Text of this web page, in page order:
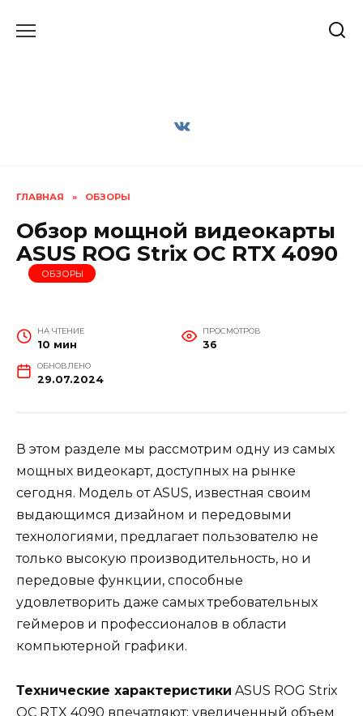
ГЛАВНАЯ » ОБЗОРЫ
Обзор мощной видеокарты
ASUS ROG Strix OC RTX 4090
ОБЗОРЫ
НА ЧТЕНИЕ
10 мин
ПРОСМОТРОВ
36
ОБНОВЛЕНО
29.07.2024
В этом разделе мы рассмотрим одну из самых
мощных видеокарт, доступных на рынке
сегодня. Модель от ASUS, известная своим
выдающимся дизайном и передовыми
технологиями, предлагает пользователю не
только высокую производительность, но и
передовые функции, способные
удовлетворить даже самых требовательных
геймеров и профессионалов в области
компьютерной графики.
Технические характеристики ASUS ROG Strix
OC RTX 4090 впечатляют: увеличенный объем